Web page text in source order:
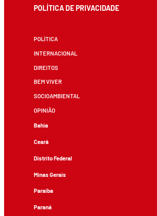
POLÍTICA DE PRIVACIDADE
POLÍTICA
INTERNACIONAL
DIREITOS
BEM VIVER
SOCIOAMBIENTAL
OPINIÃO
Bahia
Ceará
Distrito Federal
Minas Gerais
Paraíba
Paraná